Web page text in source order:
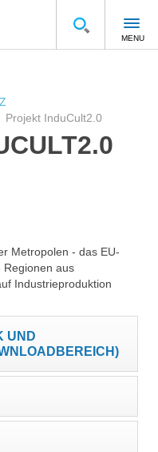
MENU
Projekt InduCult2.0
Metropolen - das EU-
Regionen aus
Industrieproduktion
UND